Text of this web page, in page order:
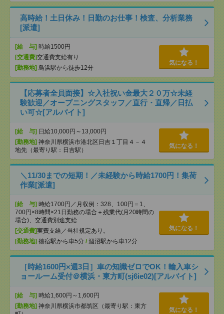
高時給！土日休み！日勤のお仕事！検査、分析業務
[派遣]
[給 与] 時給1500円
[交通費]交通費支給有り
[勤務地] 鳥浜駅から徒歩12分
気になる！
【応募者全員面接】☆入社祝い金最大２０万☆未経
験歓迎／オープニングスタッフ／直行・直帰／日払
い可☆[アルバイト]
[給 与] 日給10,000円～13,000円
[勤務地] 神奈川県横浜市港北区日吉１丁目４－４
地先（最寄り駅：日吉駅）
気になる！
＼11/30までの短期！／未経験から時給1700円！集荷
作業[派遣]
[給 与] 時給1700円／月収例：328、100円＝1、
700円×8時間×21日勤務の場合＋残業代(月20時間の
場合)、交通費別途支給
[交通費]実費支給／当社規定あり。
[勤務地] 徳宿駅から車5分 / 涸沼駅から車12分
気になる！
［時給1600円×週3日］車の知識ゼロでOK！輸入車シ
ョールーム受付＠横浜・東方町(sj6ie02)[アルバイト]
[給 与] 時給1,600円～1,600円
[勤務地] 神奈川県横浜市都筑区（最寄り駅：東方
気になる！